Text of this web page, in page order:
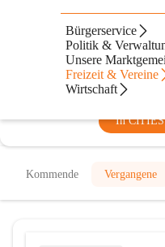
Bürgerservice
Politik &
Unsere
Freizeit & Vereine
Wirtschaft
@freiwillige-
Feuerwehr,
In
Kommende Vergangene